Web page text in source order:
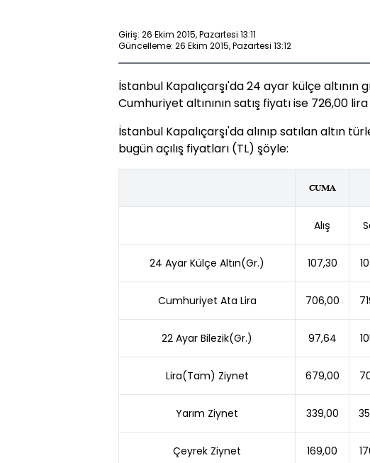
Giriş: 26 Ekim 2015, Pazartesi 13:11
Güncelleme: 26 Ekim 2015, Pazartesi 13:12
İstanbul Kapalıçarşı'da 24 ayar külçe altının
Cumhuriyet altınının satış fiyatı ise 726,00
İstanbul Kapalıçarşı'da alınıp satılan altın
bugün açılış fiyatları (TL) şöyle:
CUMA
Alış
24 Ayar Külçe Altın(Gr.) 107,30
Cumhuriyet Ata Lira 706,00
22 Ayar Bilezik(Gr.) 97,64
Lira(Tam) Ziynet 679,00
Yarım Ziynet 339,00
Çeyrek Ziynet 169,00